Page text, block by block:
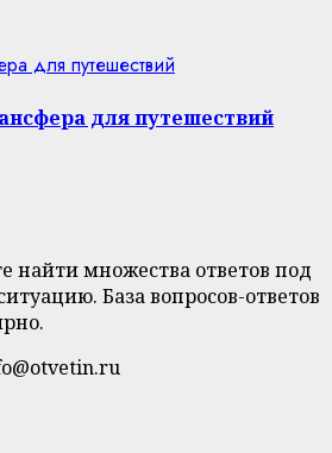
для путешествий
для путешествий
найти множества ответов под
База вопросов-ответов